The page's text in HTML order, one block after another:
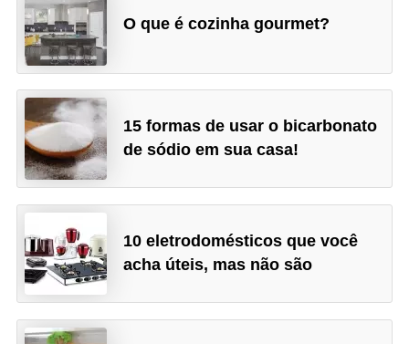
O que é cozinha gourmet?
15 formas de usar o bicarbonato
de sódio em sua casa!
10 eletrodomésticos que você
acha úteis, mas não são